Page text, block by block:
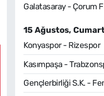
Galatasaray - Çorum
15 Ağustos,
Konyaspor - Rizespor
Kasımpaşa -
Gençlerbirliği S.K. -